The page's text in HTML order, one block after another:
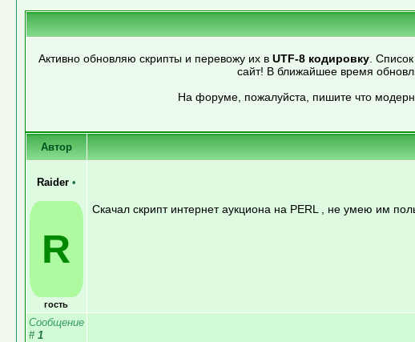
Активно обновляю скрипты и перевожу их в UTF-8 кодировку. Список
сайт! В ближайшее время
На форуме, пожалуйста, пишите что
Автор
Raider •
R
гость
Скачал скрипт интернет аукциона на PERL , не умею им
Сообщение
# 1